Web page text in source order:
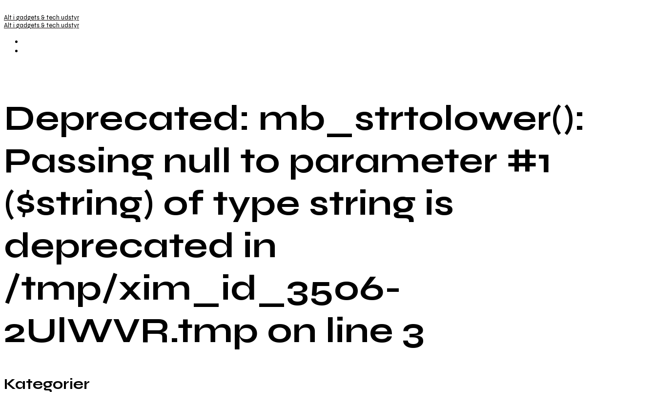
Alt i gadgets & tech udstyr
Alt i gadgets & tech udstyr
Deprecated: mb_strtolower():
Passing null to parameter #1
($string) of type string is
deprecated in
/tmp/xim_id_3506-
2UlWVR.tmp on line 3
Kategorier